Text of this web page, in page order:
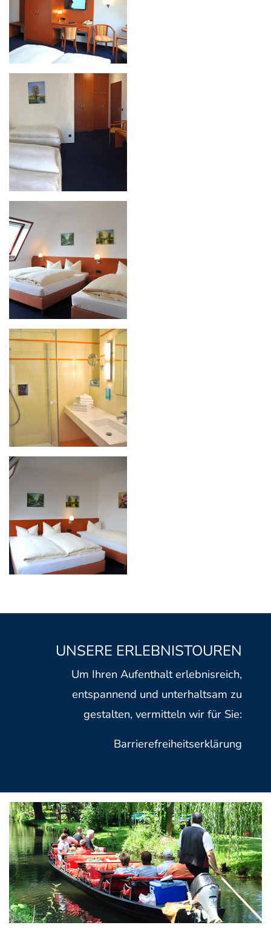
UNSERE ERLEBNISTOUREN
Um Ihren Aufenthalt erlebnisreich,
entspannend und unterhaltsam zu
gestalten, vermitteln wir für Sie:
Barrierefreiheitserklärung